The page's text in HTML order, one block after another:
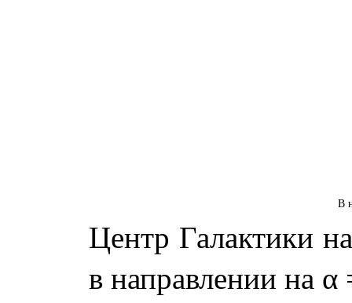
В
Центр Галактики
в направлении на α